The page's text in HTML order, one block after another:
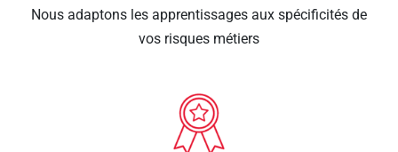
Nous adaptons les apprentissages aux spécificités de
vos risques métiers